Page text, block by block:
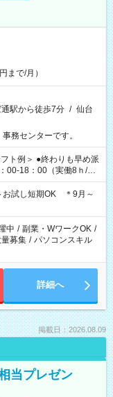
まで/月）
駅から徒歩7分 / 仙台
務センターです。
00-18：00（実働8ｈ/休
っくり派
：00-20：00（実働7ｈ/
憩1ｈ） 13：00-22：
定OK
試し短期OK ＊9月～
中 / 副業・WワークOK /
募集 / パソコンスキル
詳細へ
掲載日：2026.08.09
当プレゼン